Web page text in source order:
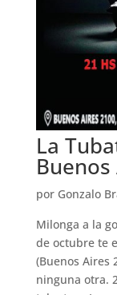
La
por Gonzalo
Milonga a la
de octubre te
(Buenos Aires
ninguna otra.